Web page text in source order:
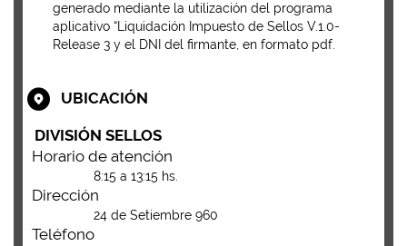
generado mediante la utilización del programa
aplicativo “Liquidación Impuesto de Sellos V.1.0-
Release 3 y el DNI del firmante, en formato pdf.
UBICACIÓN
DIVISIÓN SELLOS
Horario de atención
8:15 a 13:15 hs.
Dirección
24 de Setiembre 960
Teléfono